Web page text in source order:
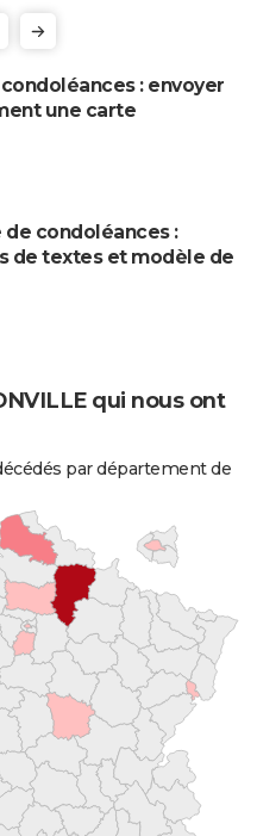
: envoyer
une carte
de condoléances :
de textes et modèle de
qui nous ont
par département de